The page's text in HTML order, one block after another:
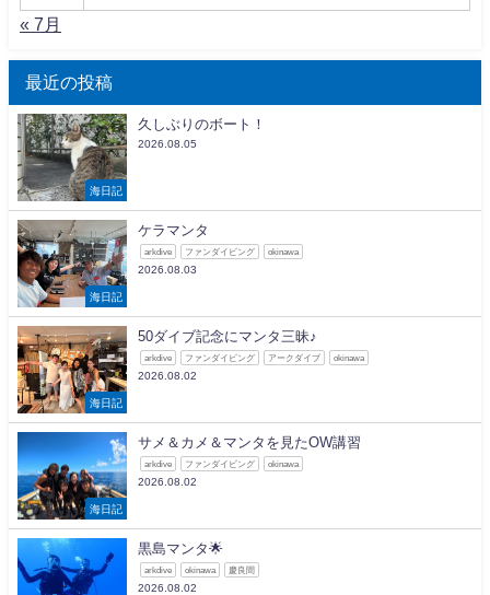
« 7月
最近の投稿
海日記
久しぶりのボート！
2026.08.05
海日記
ケラマンタ
arkdive ファンダイビング okinawa
2026.08.03
海日記
50ダイブ記念にマンタ三昧♪
arkdive ファンダイビング アークダイブ okinawa
2026.08.02
海日記
サメ＆カメ＆マンタを見たOW講習
arkdive ファンダイビング okinawa
2026.08.02
黒島マンタ🌟
arkdive okinawa 慶良間
2026.08.02